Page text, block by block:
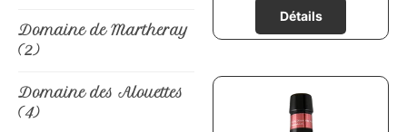
Domaine de Martheray
(2)
Domaine des Alouettes
(4)